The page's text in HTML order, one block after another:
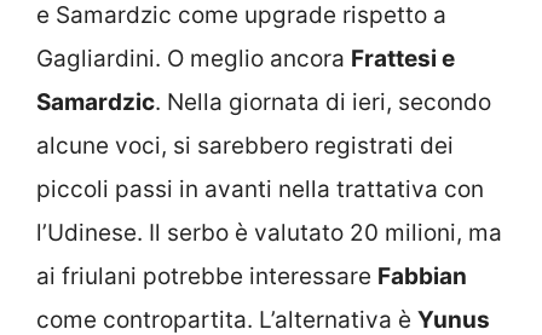
e Samardzic come upgrade rispetto a
Gagliardini. O meglio ancora Frattesi e
Samardzic. Nella giornata di ieri, secondo
alcune voci, si sarebbero registrati dei
piccoli passi in avanti nella trattativa con
l’Udinese. Il serbo è valutato 20 milioni, ma
ai friulani potrebbe interessare Fabbian
come contropartita. L’alternativa è Yunus